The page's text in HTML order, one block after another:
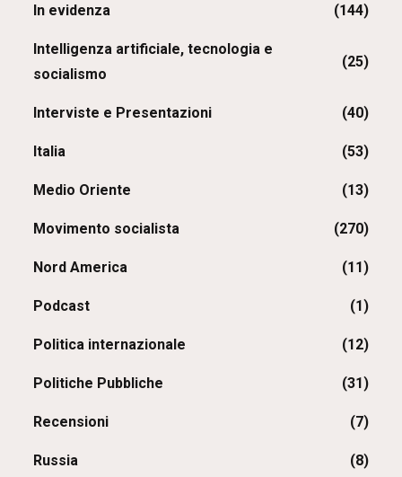
In evidenza (144)
Intelligenza artificiale, tecnologia e
socialismo
(25)
Interviste e Presentazioni (40)
Italia (53)
Medio Oriente (13)
Movimento socialista (270)
Nord America (11)
Podcast (1)
Politica internazionale (12)
Politiche Pubbliche (31)
Recensioni (7)
Russia (8)